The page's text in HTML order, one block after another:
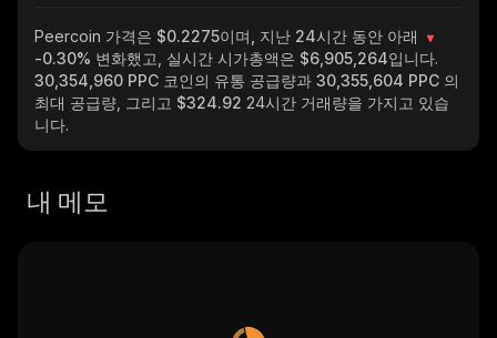
Peercoin 가격은 $0.2275이며, 지난 24시간 동안 아래
-0.30% 변화했고, 실시간 시가총액은 $6,905,264입니다.
30,354,960 PPC 코인의 유통 공급량과 30,355,604 PPC 의
최대 공급량, 그리고 $324.92 24시간 거래량을 가지고 있습
니다.
내 메모